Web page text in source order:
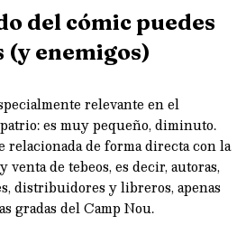
del cómic puedes
(y enemigos)
relevante en el
es muy pequeño, diminuto.
relacionada de forma directa con la
de tebeos, es decir, autoras,
distribuidores y libreros, apenas
gradas del Camp Nou.